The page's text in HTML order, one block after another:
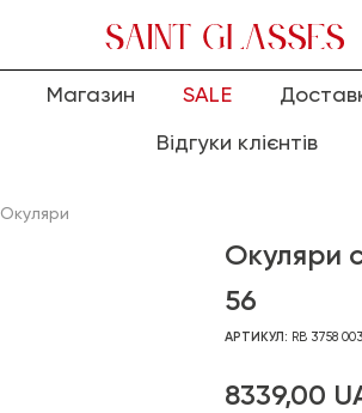
Магазин SALE
Відгуки клієнтів
Окуляри
Окуляри
56
АРТИКУЛ: RB 3758
8339,00